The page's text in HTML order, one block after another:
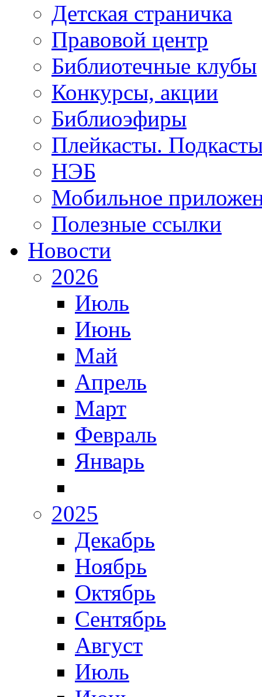
Детская страничка
Правовой центр
Библиотечные клубы
Конкурсы, акции
Библиоэфиры
Плейкасты.
НЭБ
Мобильное
Полезные ссылки
Новости
2026
Июль
Июнь
Май
Апрель
Март
Февраль
Январь
2025
Декабрь
Ноябрь
Октябрь
Сентябрь
Август
Июль